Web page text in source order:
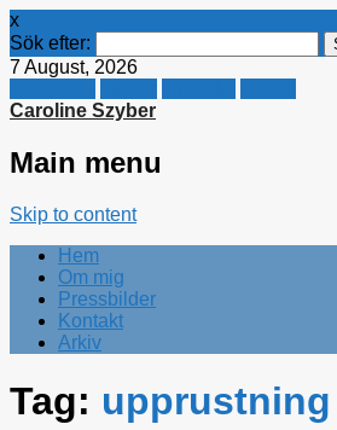
x
Sök efter:
7 August, 2026
Caroline Szyber
Main menu
Skip to content
Hem
Om mig
Pressbilder
Kontakt
Arkiv
Tag: